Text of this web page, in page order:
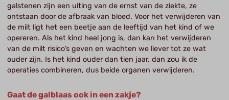
galstenen zijn een uiting van de ernst van de ziekte, ze
ontstaan door de afbraak van bloed. Voor het verwijderen van
de milt ligt het een beetje aan de leeftijd van het kind of we
opereren. Als het kind heel jong is, dan kan het verwijderen
van de milt risico’s geven en wachten we liever tot ze wat
ouder zijn. Is het kind ouder dan tien jaar, dan zou ik de
operaties combineren, dus beide organen verwijderen.
Gaat de galblaas ook in een zakje?